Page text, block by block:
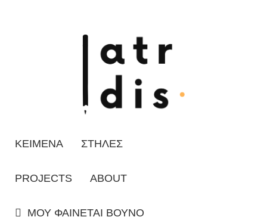
ΚΕΙΜΕΝΑ ΣΤΗΛΕΣ
PROJECTS ABOUT
ΜΟΥ ΦΑΙΝΕΤΑΙ ΒΟΥΝΟ